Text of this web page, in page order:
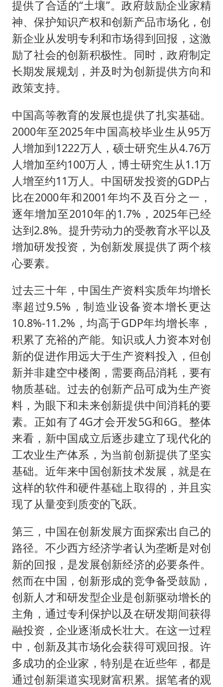
提供了合适的“土壤”。政府鼓励企业家精
神、保护知识产权和创新产品市场化，创
新企业从发明专利和市场得到回报，这激
励了社会的创新积极性。同时，政府制定
长期发展规划，并及时为创新提供方向和
政策支持。
中国高等教育的发展也提供了扎实基础。
2000年至2025年中国高校毕业生从95万
人增加到1222万人，硕士研究生从4.76万
人增加至约100万人，博士研究生从1.1万
人增至约11万人。中国研发投资的GDP占
比在2000年和2001年均不及百分之一，
逐年增加至2010年的1.7%，2025年已经
达到2.8%。提升劳动力的受教育水平以及
增加研发投资，为创新发展提供了两个核
心要素。
过去三十年，中国生产资料实质年均增长
率超过9.5%，制造业设备资本增长更达
10.8%-11.2%，均高于GDP年均增长率，
积累了充裕的产能。知识或人力资本对创
新的促进作用远大于生产资料投入，但创
新并非建空中楼阁，需要商品消耗，要有
物质基础。过去的创新产品可成为生产资
料，为眼下和未来创新提供中间消耗的要
素。正如有了4G才会开发5G和6G。整体
来看，新中国成立后逐步建立了现代化的
工农业生产体系，为当前创新提供了坚实
基础。近年来中国创新技术发展，就是在
这样的软件和硬件基础上取得的，并且实
现了从量变到质变的飞跃。
第三，中国在创新发展方面探索出自己的
路径。不少西方经济学者认为垄断是对创
新的回报，是发展创新经济的必要条件。
然而在中国，创新形成的竞争备受鼓励，
创新人才和研发型企业是创新驱动增长的
主角，通过专利保护以及在研发期间获得
融投资，企业逐渐成长壮大。在这一过程
中，创新及其市场化会获得可观回报。许
多成功的企业家，特别是在近些年，都是
通过创新渠道实现财富积累。据笔者的观